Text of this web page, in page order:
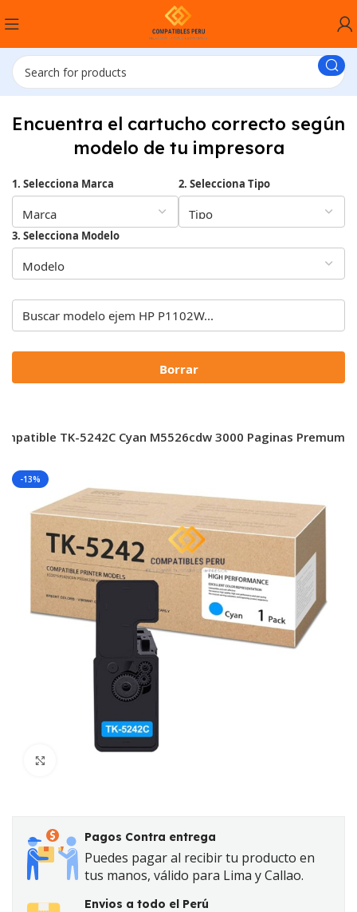
Encuentra el cartucho correcto según
modelo de tu impresora
1. Selecciona Marca 2. Selecciona Tipo
3. Selecciona Modelo
Borrar
TK-5242C Cyan M5526cdw 3000 Paginas Premum
-13%
Pagos Contra entrega
Puedes pagar al recibir tu producto en
tus manos, válido para Lima y Callao.
Envios a todo el Perú